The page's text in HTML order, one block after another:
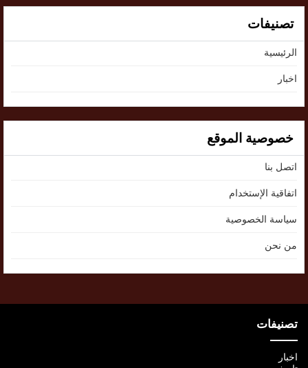
تصنيفات
الرئيسية
اخبار
خصوصية الموقع
اتصل بنا
اتفاقية الإستخدام
سياسة الخصوصية
من نحن
تصنيفات
اخبار